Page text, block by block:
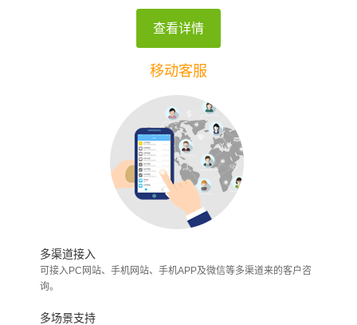
查看详情
移动客服
多渠道接入
可接入PC网站、手机网站、手机APP及微信等多渠道来的客户咨
询。
多场景支持